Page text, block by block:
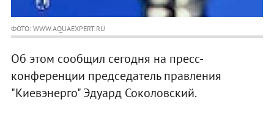
ФОТО: WWW.AQUAEXPERT.RU
Об этом сообщил сегодня на пресс-
конференции председатель правления
"Киевэнерго" Эдуард Соколовский.